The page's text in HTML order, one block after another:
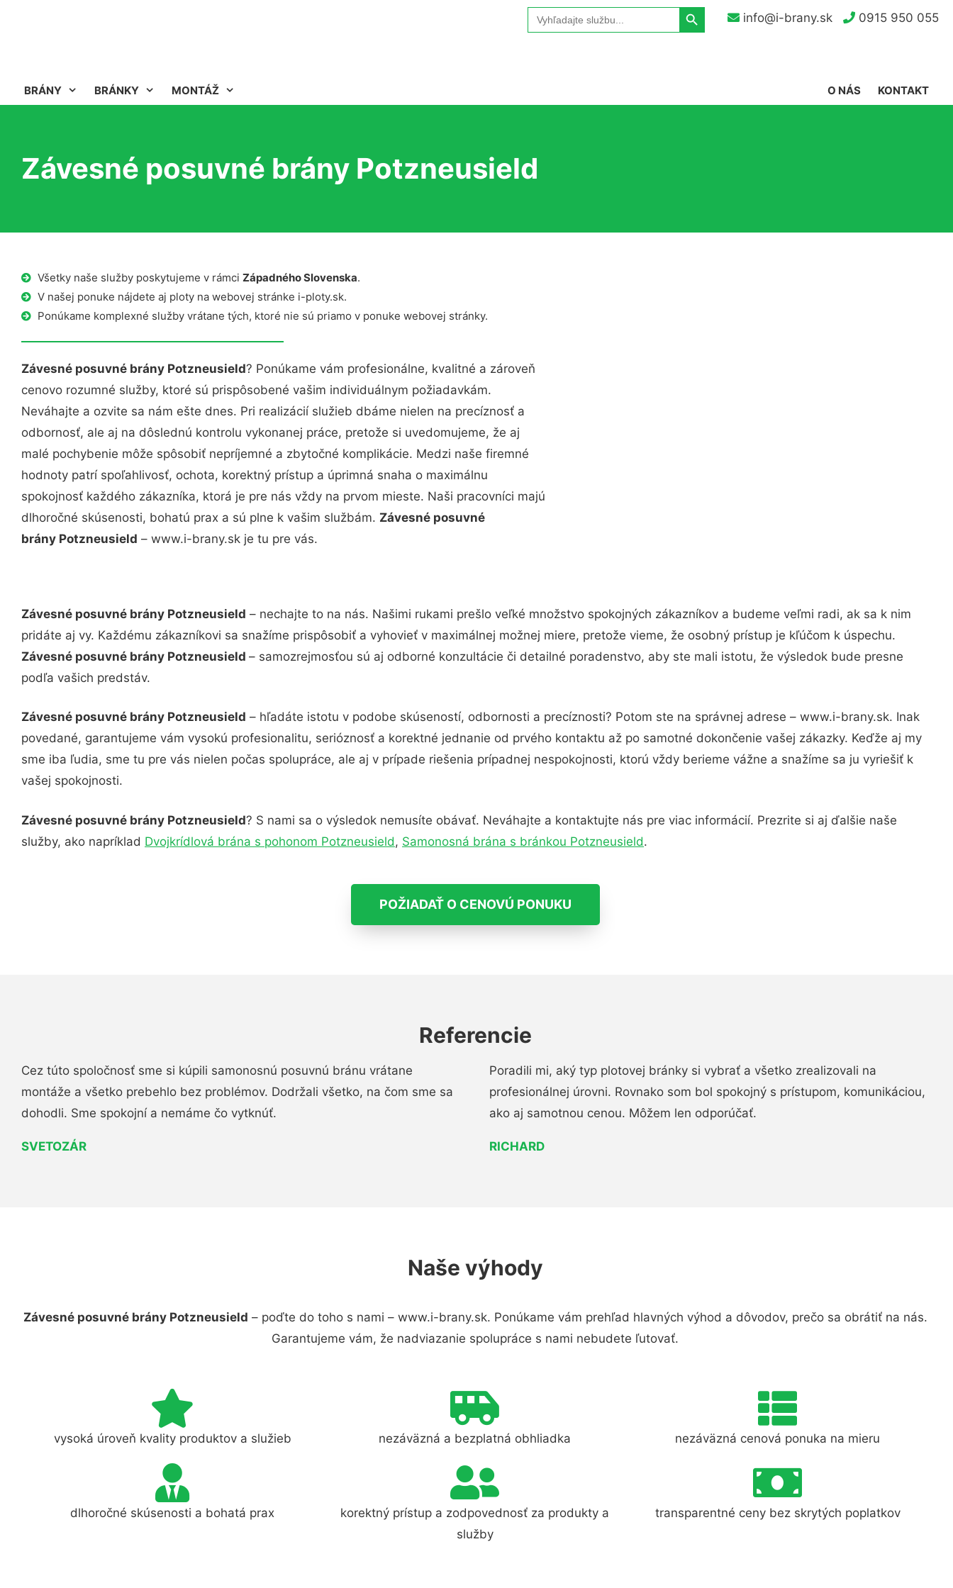
info@i-brany.sk 0915 950 055
Search
for:
Search Button
BRÁNY BRÁNKY MONTÁŽ KONTAKT
O NÁS
Závesné posuvné brány Potzneusield
Všetky naše služby poskytujeme v rámci Západného Slovenska.
V našej ponuke nájdete aj ploty na webovej stránke i-ploty.sk.
Ponúkame komplexné služby vrátane tých, ktoré nie sú priamo v ponuke webovej stránky.
Závesné posuvné brány Potzneusield? Ponúkame vám profesionálne, kvalitné a zároveň
cenovo rozumné služby, ktoré sú prispôsobené vašim individuálnym požiadavkám.
Neváhajte a ozvite sa nám ešte dnes. Pri realizácií služieb dbáme nielen na precíznosť a
odbornosť, ale aj na dôslednú kontrolu vykonanej práce, pretože si uvedomujeme, že aj
malé pochybenie môže spôsobiť nepríjemné a zbytočné komplikácie. Medzi naše firemné
hodnoty patrí spoľahlivosť, ochota, korektný prístup a úprimná snaha o maximálnu
spokojnosť každého zákazníka, ktorá je pre nás vždy na prvom mieste. Naši pracovníci majú
dlhoročné skúsenosti, bohatú prax a sú plne k vašim službám. Závesné posuvné
brány Potzneusield – www.i-brany.sk je tu pre vás.
Závesné posuvné brány Potzneusield – nechajte to na nás. Našimi rukami prešlo veľké množstvo spokojných zákazníkov a budeme veľmi radi, ak sa k nim
pridáte aj vy. Každému zákazníkovi sa snažíme prispôsobiť a vyhovieť v maximálnej možnej miere, pretože vieme, že osobný prístup je kľúčom k úspechu.
Závesné posuvné brány Potzneusield – samozrejmosťou sú aj odborné konzultácie či detailné poradenstvo, aby ste mali istotu, že výsledok bude presne
podľa vašich predstáv.
Závesné posuvné brány Potzneusield – hľadáte istotu v podobe skúseností, odbornosti a precíznosti? Potom ste na správnej adrese – www.i-brany.sk. Inak
povedané, garantujeme vám vysokú profesionalitu, serióznosť a korektné jednanie od prvého kontaktu až po samotné dokončenie vašej zákazky. Keďže aj my
sme iba ľudia, sme tu pre vás nielen počas spolupráce, ale aj v prípade riešenia prípadnej nespokojnosti, ktorú vždy berieme vážne a snažíme sa ju vyriešiť k
vašej spokojnosti.
Závesné posuvné brány Potzneusield? S nami sa o výsledok nemusíte obávať. Neváhajte a kontaktujte nás pre viac informácií. Prezrite si aj ďalšie naše
služby, ako napríklad Dvojkrídlová brána s pohonom Potzneusield , Samonosná brána s bránkou Potzneusield.
POŽIADAŤ O CENOVÚ PONUKU
Referencie
Cez túto spoločnosť sme si kúpili samonosnú posuvnú bránu vrátane
montáže a všetko prebehlo bez problémov. Dodržali všetko, na čom sme sa
dohodli. Sme spokojní a nemáme čo vytknúť.
SVETOZÁR
Poradili mi, aký typ plotovej bránky si vybrať a všetko zrealizovali na
profesionálnej úrovni. Rovnako som bol spokojný s prístupom, komunikáciou,
ako aj samotnou cenou. Môžem len odporúčať.
RICHARD
Naše výhody
Závesné posuvné brány Potzneusield – poďte do toho s nami – www.i-brany.sk. Ponúkame vám prehľad hlavných výhod a dôvodov, prečo sa obrátiť na nás.
Garantujeme vám, že nadviazanie spolupráce s nami nebudete ľutovať.
vysoká úroveň kvality produktov a služieb nezáväzná a bezplatná obhliadka nezáväzná cenová ponuka na mieru
dlhoročné skúsenosti a bohatá prax
korektný prístup a zodpovednosť za produkty a
služby
transparentné ceny bez skrytých poplatkov